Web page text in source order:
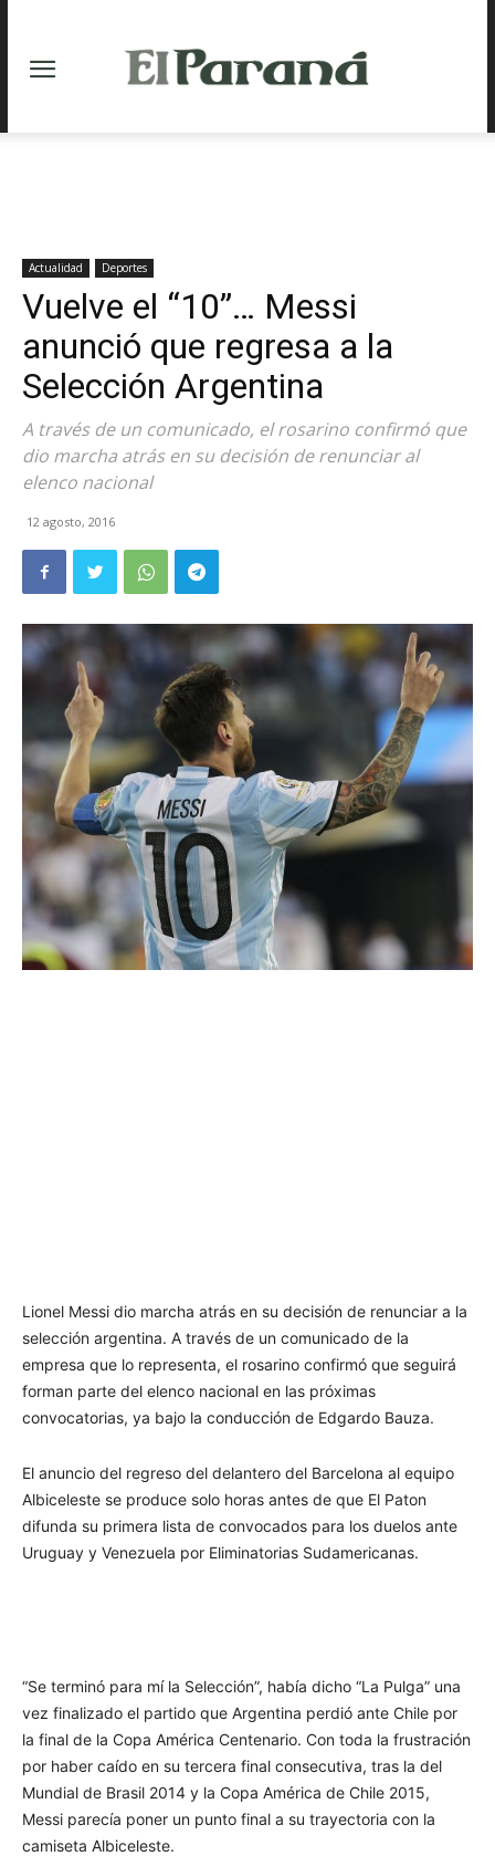
Actualidad Deportes
Vuelve el “10”… Messi
anunció que regresa a la
Selección Argentina
A través de un comunicado, el rosarino confirmó que
dio marcha atrás en su decisión de renunciar al
elenco nacional
12 agosto, 2016
Lionel Messi dio marcha atrás en su decisión de renunciar a la
selección argentina. A través de un comunicado de la
empresa que lo representa, el rosarino confirmó que seguirá
forman parte del elenco nacional en las próximas
convocatorias, ya bajo la conducción de Edgardo Bauza.
El anuncio del regreso del delantero del Barcelona al equipo
Albiceleste se produce solo horas antes de que El Paton
difunda su primera lista de convocados para los duelos ante
Uruguay y Venezuela por Eliminatorias Sudamericanas.
“Se terminó para mí la Selección”, había dicho “La Pulga” una
vez finalizado el partido que Argentina perdió ante Chile por
la final de la Copa América Centenario. Con toda la frustración
por haber caído en su tercera final consecutiva, tras la del
Mundial de Brasil 2014 y la Copa América de Chile 2015,
Messi parecía poner un punto final a su trayectoria con la
camiseta Albiceleste.